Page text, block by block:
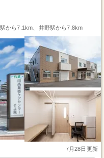
から7.1km、井野駅から7.8km
7月28日更新